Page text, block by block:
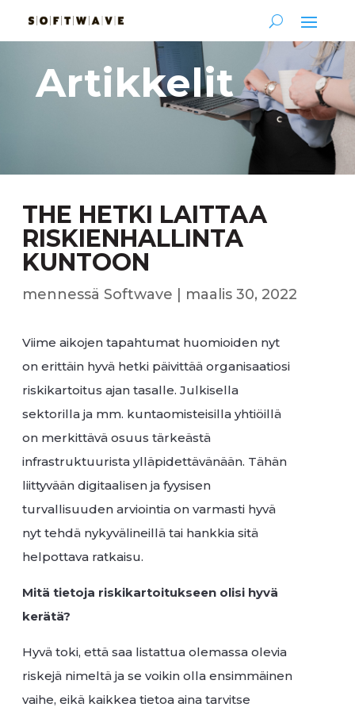
Artikkelit
THE HETKI LAITTAA
RISKIENHALLINTA
KUNTOON
mennessä Softwave maalis 30, 2022
Viime aikojen tapahtumat huomioiden nyt
on erittäin hyvä hetki päivittää organisaatiosi
riskikartoitus ajan tasalle. Julkisella
sektorilla ja mm. kuntaomisteisilla yhtiöillä
on merkittävä osuus tärkeästä
infrastruktuurista ylläpidettävänään. Tähän
liittyvään digitaalisen ja fyysisen
turvallisuuden arviointia on varmasti hyvä
nyt tehdä nykyvälineillä tai hankkia sitä
helpottava ratkaisu.
Mitä tietoja riskikartoitukseen olisi hyvä
kerätä?
Hyvä toki, että saa listattua olemassa olevia
riskejä nimeltä ja se voikin olla ensimmäinen
vaihe, eikä kaikkea tietoa aina tarvitse